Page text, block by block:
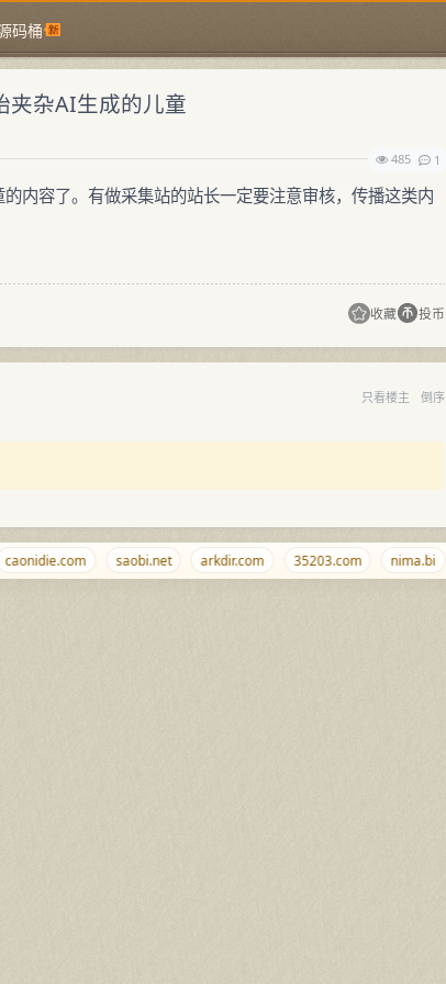
码桶
夹杂AI生成的儿童
485
1
内容了。有做采集站的站长一定要注意审核，传播这类内
收藏 投币
只看楼主 倒序
saobi.net arkdir.com 35203.com nima.bi